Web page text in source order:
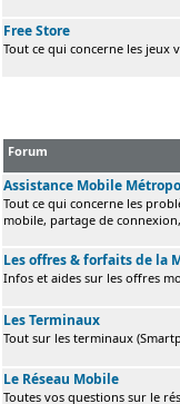
Free Store
Tout ce qui concerne les jeux
Forum
Assistance Mobile
Tout ce qui concerne les
mobile, partage de connexion,
Les offres & forfaits de la
Infos et aides sur les offres
Les Terminaux
Tout sur les terminaux
Le Réseau Mobile
Toutes vos questions sur le